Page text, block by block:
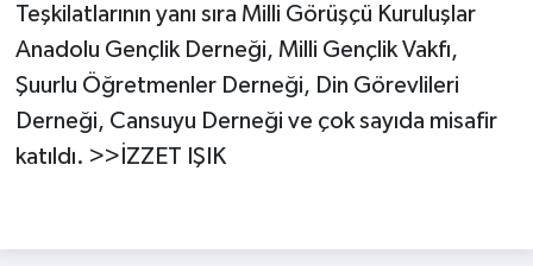
Teşkilatlarının yanı sıra Milli Görüşçü Kuruluşlar
Anadolu Gençlik Derneği, Milli Gençlik Vakfı,
Şuurlu Öğretmenler Derneği, Din Görevlileri
Derneği, Cansuyu Derneği ve çok sayıda misafir
katıldı. >>İZZET IŞIK